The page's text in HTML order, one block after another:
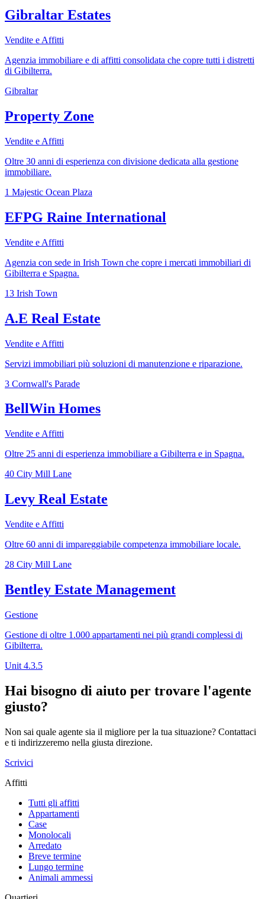
Gibraltar Estates
Vendite e Affitti
Agenzia immobiliare e di affitti consolidata che copre tutti i distretti
di Gibilterra.
Gibraltar
Property Zone
Vendite e Affitti
Oltre 30 anni di esperienza con divisione dedicata alla gestione
immobiliare.
1 Majestic Ocean Plaza
EFPG Raine International
Vendite e Affitti
Agenzia con sede in Irish Town che copre i mercati immobiliari di
Gibilterra e Spagna.
13 Irish Town
A.E Real Estate
Vendite e Affitti
Servizi immobiliari più soluzioni di manutenzione e riparazione.
3 Cornwall's Parade
BellWin Homes
Vendite e Affitti
Oltre 25 anni di esperienza immobiliare a Gibilterra e in Spagna.
40 City Mill Lane
Levy Real Estate
Vendite e Affitti
Oltre 60 anni di impareggiabile competenza immobiliare locale.
28 City Mill Lane
Bentley Estate Management
Gestione
Gestione di oltre 1.000 appartamenti nei più grandi complessi di
Gibilterra.
Unit 4.3.5
Hai bisogno di aiuto per trovare l'agente
giusto?
Non sai quale agente sia il migliore per la tua situazione? Contattaci
e ti indirizzeremo nella giusta direzione.
Scrivici
Affitti
Tutti gli affitti
Appartamenti
Case
Monolocali
Arredato
Breve termine
Lungo termine
Animali ammessi